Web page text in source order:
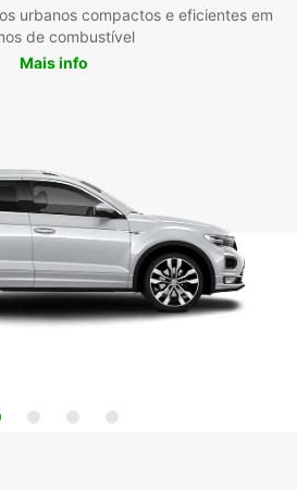
urbanos compactos e eficientes em
de combustível
Mais info